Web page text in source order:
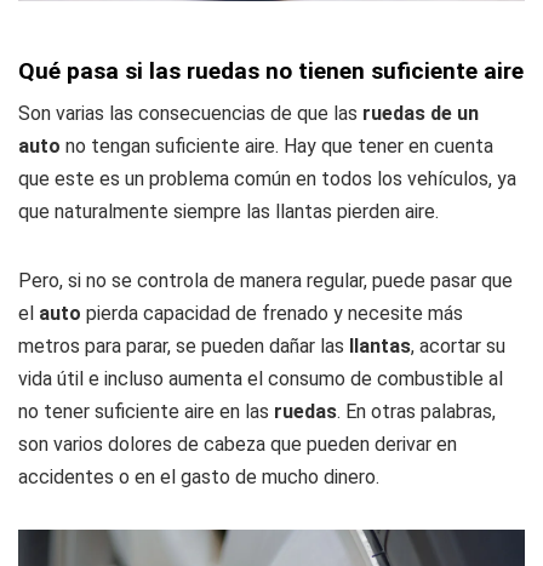
Qué pasa si las ruedas no tienen suficiente aire
Son varias las consecuencias de que las ruedas de un
auto no tengan suficiente aire. Hay que tener en cuenta
que este es un problema común en todos los vehículos, ya
que naturalmente siempre las llantas pierden aire.
Pero, si no se controla de manera regular, puede pasar que
el auto pierda capacidad de frenado y necesite más
metros para parar, se pueden dañar las llantas, acortar su
vida útil e incluso aumenta el consumo de combustible al
no tener suficiente aire en las ruedas. En otras palabras,
son varios dolores de cabeza que pueden derivar en
accidentes o en el gasto de mucho dinero.